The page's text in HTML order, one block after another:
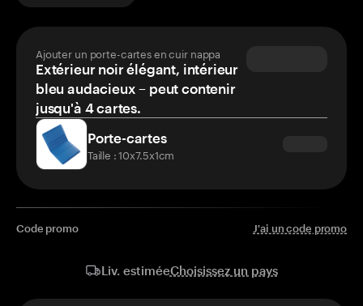
Ajouter un porte-cartes en cuir nappa
Extérieur noir élégant, intérieur
bleu audacieux – peut contenir
jusqu'à 4 cartes.
Porte-cartes
Taille : 10x7.5x1cm
Code promo J'ai un code promo
Liv. estiméeChoisissez un pays